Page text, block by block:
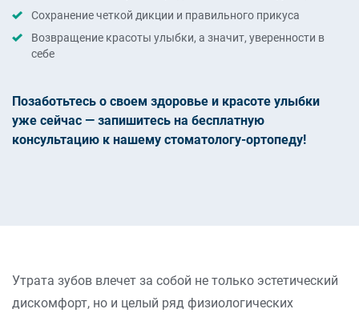
Сохранение четкой дикции и правильного прикуса
Возвращение красоты улыбки, а значит, уверенности в
себе
Позаботьтесь о своем здоровье и красоте улыбки
уже сейчас — запишитесь на бесплатную
консультацию к нашему стоматологу-ортопеду!
Утрата зубов влечет за собой не только эстетический
дискомфорт, но и целый ряд физиологических